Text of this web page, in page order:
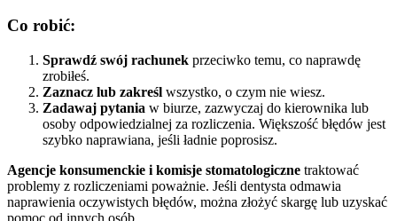
Co robić:
Sprawdź swój rachunek przeciwko temu, co naprawdę
zrobiłeś.
Zaznacz lub zakreśl wszystko, o czym nie wiesz.
Zadawaj pytania w biurze, zazwyczaj do kierownika lub
osoby odpowiedzialnej za rozliczenia. Większość błędów jest
szybko naprawiana, jeśli ładnie poprosisz.
Agencje konsumenckie i komisje stomatologiczne traktować
problemy z rozliczeniami poważnie. Jeśli dentysta odmawia
naprawienia oczywistych błędów, można złożyć skargę lub uzyskać
pomoc od innych osób.